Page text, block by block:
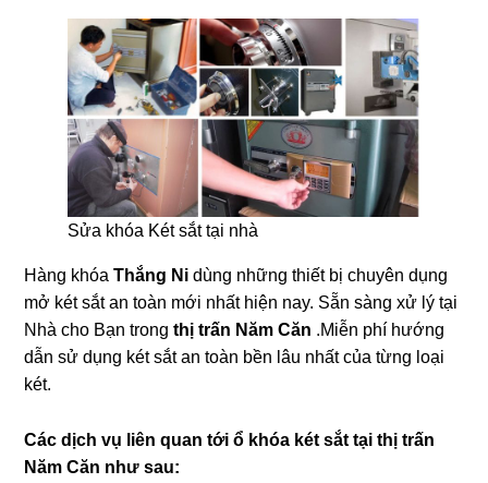
Sửa khóa Két sắt tại nhà
Hàng khóaThắng Ni dùng những thiết bị chuyên dụng
mở két sắt an toàn mới nhất hiện nay. Sẵn sàng xử lý tại
Nhà cho Bạn trongthị trấn Năm Căn .Miễn phí hướng
dẫn sử dụng két sắt an toàn bền lâu nhất của từng loại
két.
Các dịch vụ liên quan tới ổ khóa két sắt tại thị trấn
Năm Căn như sau: